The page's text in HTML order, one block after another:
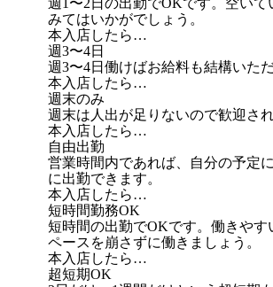
みてはいかがでしょう。
本入店したら…
週3〜4日
週3〜4日働けばお給料も結構いた
本入店したら…
週末のみ
週末は人出が足りないので歓迎され
本入店したら…
自由出勤
営業時間内であれば、自分の予定
に出勤できます。
本入店したら…
短時間勤務OK
短時間の出勤でOKです。働きやす
ペースを崩さずに働きましょう。
本入店したら…
超短期OK